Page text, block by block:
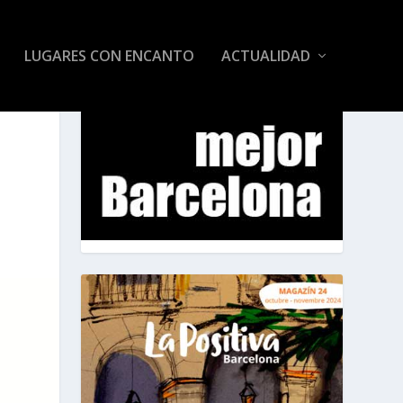
LUGARES CON ENCANTO ACTUALIDAD